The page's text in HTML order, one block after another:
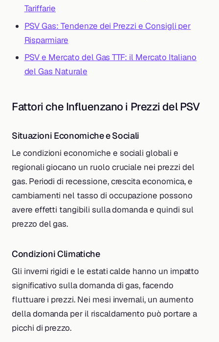
Tariffarie
PSV Gas: Tendenze dei Prezzi e Consigli per
Risparmiare
PSV e Mercato del Gas TTF: il Mercato Italiano
del Gas Naturale
Fattori che Influenzano i Prezzi del PSV
Situazioni Economiche e Sociali
Le condizioni economiche e sociali globali e
regionali giocano un ruolo cruciale nei prezzi del
gas. Periodi di recessione, crescita economica, e
cambiamenti nel tasso di occupazione possono
avere effetti tangibili sulla domanda e quindi sul
prezzo del gas.
Condizioni Climatiche
Gli inverni rigidi e le estati calde hanno un impatto
significativo sulla domanda di gas, facendo
fluttuare i prezzi. Nei mesi invernali, un aumento
della domanda per il riscaldamento può portare a
picchi di prezzo.